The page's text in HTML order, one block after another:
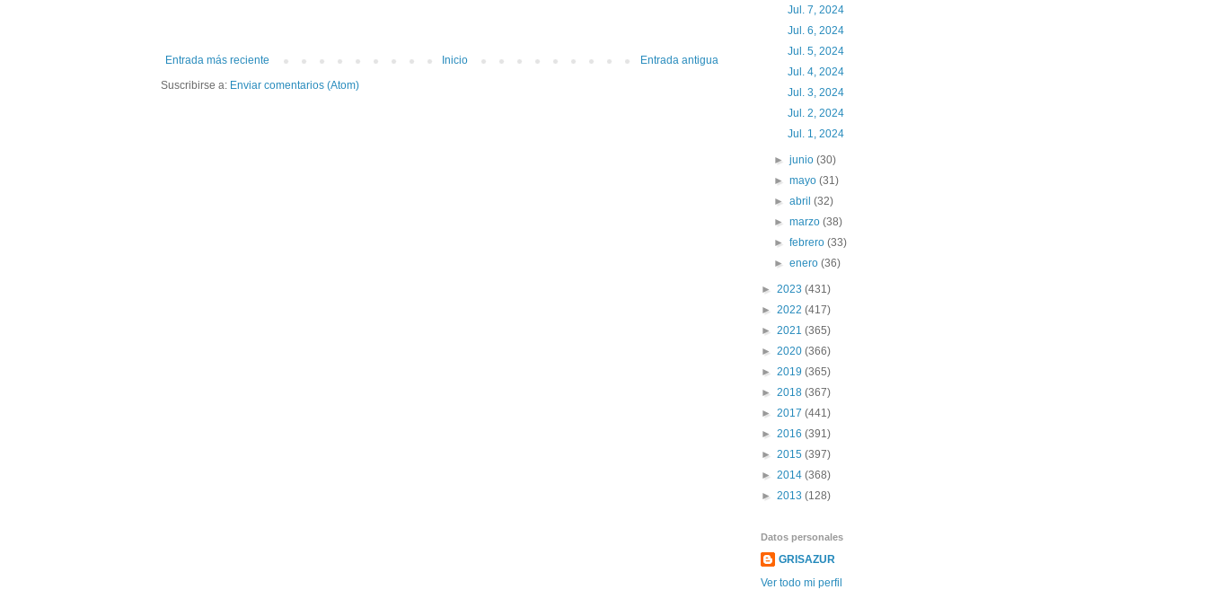
Entrada más reciente Entrada antigua
Inicio
Suscribirse a: Enviar comentarios (Atom)
Jul. 7, 2024
Jul. 6, 2024
Jul. 5, 2024
Jul. 4, 2024
Jul. 3, 2024
Jul. 2, 2024
Jul. 1, 2024
►junio(30)
►mayo(31)
►abril(32)
►marzo(38)
►febrero(33)
►enero(36)
► 2023 (431)
► 2022 (417)
► 2021 (365)
► 2020 (366)
► 2019 (365)
► 2018 (367)
► 2017 (441)
► 2016 (391)
► 2015 (397)
► 2014 (368)
► 2013 (128)
Datos personales
GRISAZUR
Ver todo mi perfil